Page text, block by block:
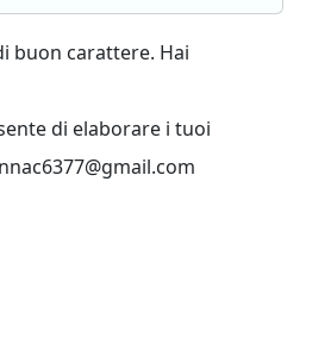
buon carattere. Hai
di elaborare i tuoi